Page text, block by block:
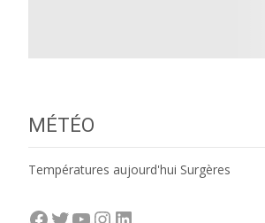
MÉTÉO
Températures aujourd'hui Surgères